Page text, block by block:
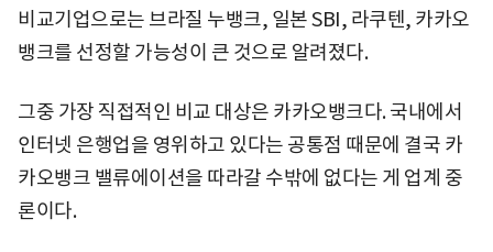
비교기업으로는 브라질 누뱅크, 일본 SBI, 라쿠텐, 카카오
뱅크를 선정할 가능성이 큰 것으로 알려졌다.
그중 가장 직접적인 비교 대상은 카카오뱅크다. 국내에서
인터넷 은행업을 영위하고 있다는 공통점 때문에 결국 카
카오뱅크 밸류에이션을 따라갈 수밖에 없다는 게 업계 중
론이다.